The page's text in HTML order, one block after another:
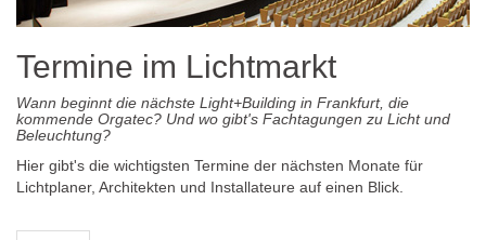
Termine im Lichtmarkt
Wann beginnt die nächste Light+Building in Frankfurt, die
kommende Orgatec? Und wo gibt's Fachtagungen zu Licht und
Beleuchtung?
Hier gibt's die wichtigsten Termine der nächsten Monate für
Lichtplaner, Architekten und Installateure auf einen Blick.